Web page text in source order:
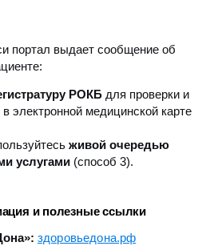
портал выдает сообщение об
РОКБ для проверки и
электронной медицинской карте
живой очередью
услугами (способ 3).
и полезные ссылки
здоровьедона.рф